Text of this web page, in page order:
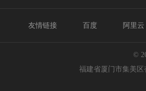
友情链接 百度 阿里云
©
福建省厦门市集美区